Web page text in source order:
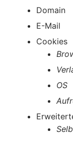
Domain
E-Mail
Cookies
OS